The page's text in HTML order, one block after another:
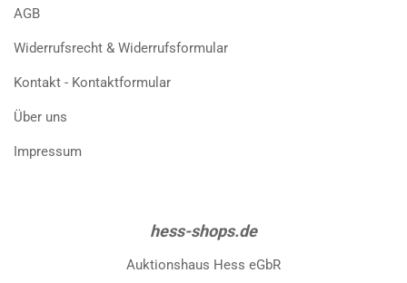
AGB
Widerrufsrecht & Widerrufsformular
Kontakt - Kontaktformular
Über uns
Impressum
hess-shops.de
Auktionshaus Hess eGbR